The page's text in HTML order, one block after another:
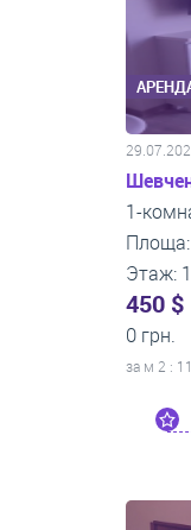
1-
Этаж:
450 $
0 грн.
за м 2 :